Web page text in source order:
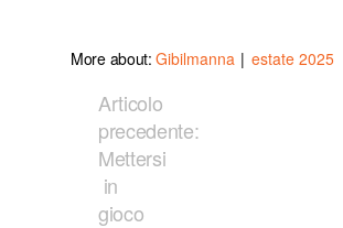
More about:Gibilmanna | estate 2025
Articolo
precedente:
Mettersi
in
gioco